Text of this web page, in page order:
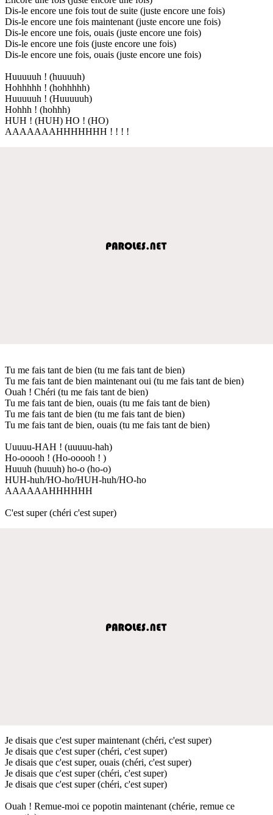
Dis-le encore une fois tout de suite (juste encore une fois)
Dis-le encore une fois maintenant (juste encore une fois)
Dis-le encore une fois, ouais (juste encore une fois)
Dis-le encore une fois (juste encore une fois)
Dis-le encore une fois, ouais (juste encore une fois)
Huuuuuh ! (huuuuh)
Hohhhhh ! (hohhhhh)
Huuuuuh ! (Huuuuuh)
Hohhh ! (hohhh)
HUH ! (HUH) HO ! (HO)
AAAAAAAHHHHHHH ! ! ! !
Tu me fais tant de bien (tu me fais tant de bien)
Tu me fais tant de bien maintenant oui (tu me fais tant de bien)
Ouah ! Chéri (tu me fais tant de bien)
Tu me fais tant de bien, ouais (tu me fais tant de bien)
Tu me fais tant de bien (tu me fais tant de bien)
Tu me fais tant de bien, ouais (tu me fais tant de bien)
Uuuuu-HAH ! (uuuuu-hah)
Ho-ooooh ! (Ho-ooooh ! )
Huuuh (huuuh) ho-o (ho-o)
HUH-huh/HO-ho/HUH-huh/HO-ho
AAAAAAHHHHHH
C'est super (chéri c'est super)
Je disais que c'est super maintenant (chéri, c'est super)
Je disais que c'est super (chéri, c'est super)
Je disais que c'est super, ouais (chéri, c'est super)
Je disais que c'est super (chéri, c'est super)
Je disais que c'est super (chéri, c'est super)
Ouah ! Remue-moi ce popotin maintenant (chérie, remue ce